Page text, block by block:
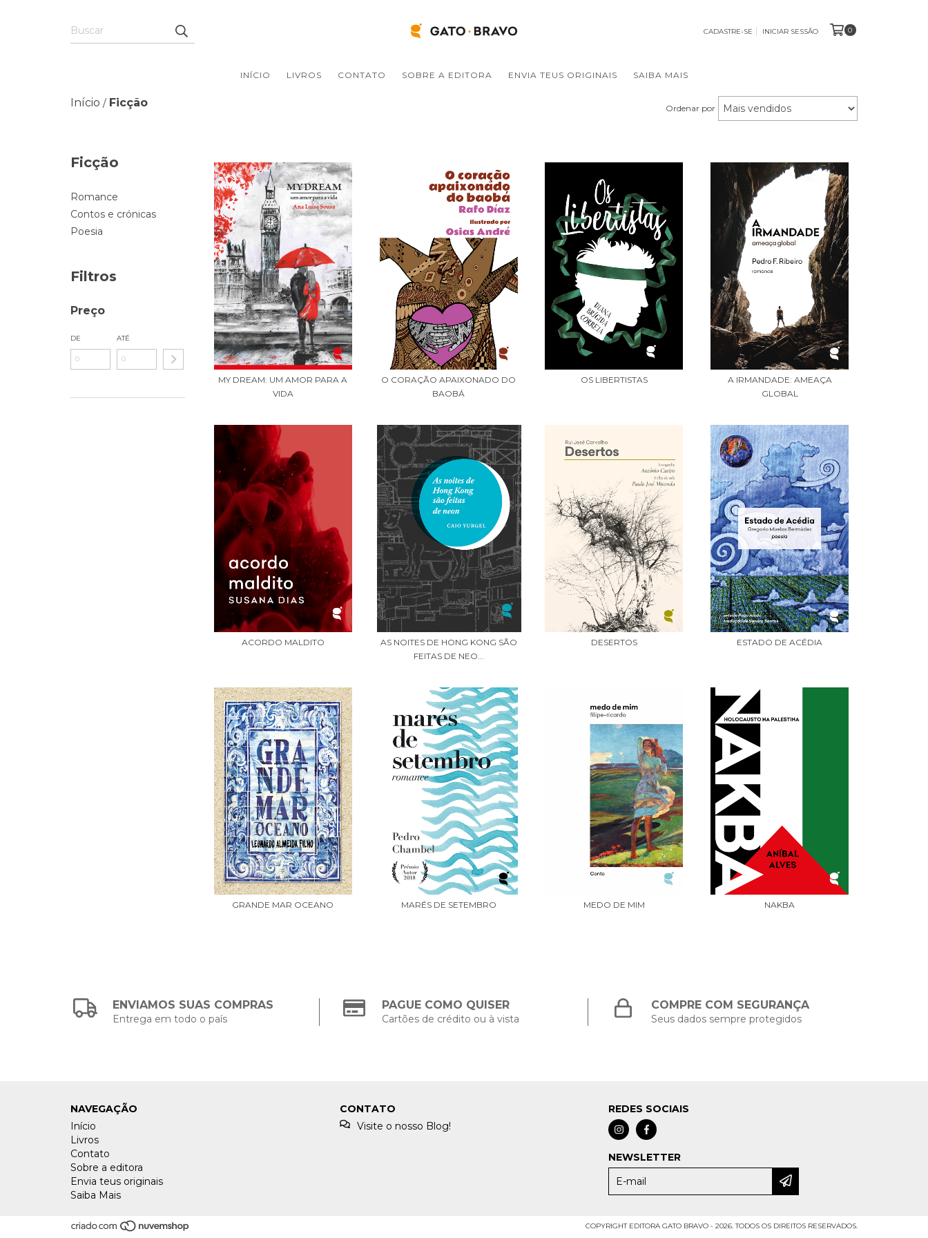
CADASTRE-SE INICIAR SESSÃO 0
INÍCIO LIVROS CONTATO SOBRE A EDITORA ENVIA TEUS ORIGINAIS SAIBA MAIS
Início / Ficção Ordenar por
Ficção
Romance
Contos e crónicas
Poesia
Filtros
Preço
DE ATÉ
MY DREAM: UM AMOR PARA A
VIDA
O CORAÇÃO APAIXONADO DO
BAOBÁ
OS LIBERTISTAS
A IRMANDADE: AMEAÇA
GLOBAL
ACORDO MALDITO
AS NOITES DE HONG KONG SÃO
FEITAS DE NEO...
DESERTOS ESTADO DE ACÉDIA
GRANDE MAR OCEANO MARÉS DE SETEMBRO MEDO DE MIM NAKBA
ENVIAMOS SUAS COMPRAS
Entrega em todo o país
PAGUE COMO QUISER
Cartões de crédito ou à vista
COMPRE COM SEGURANÇA
Seus dados sempre protegidos
NAVEGAÇÃO
Início
Livros
Contato
Sobre a editora
Envia teus originais
Saiba Mais
CONTATO
Visite o nosso Blog!
REDES SOCIAIS
NEWSLETTER
COPYRIGHT EDITORA GATO BRAVO - 2026. TODOS OS DIREITOS RESERVADOS.